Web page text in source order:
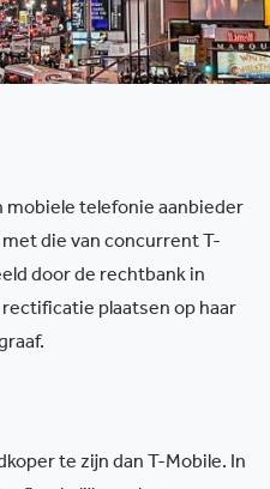
mobiele telefonie aanbieder
die van concurrent T-
door de rechtbank in
plaatsen op haar
te zijn dan T-Mobile. In